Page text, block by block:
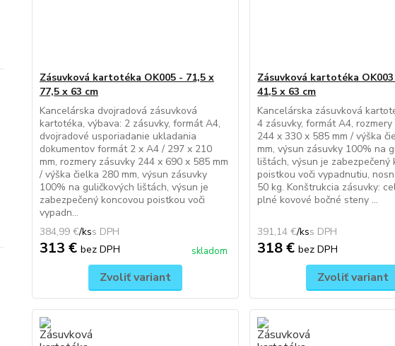
Zásuvková kartotéka OK005 - 71,5 x
77,5 x 63 cm
Kancelárska dvojradová zásuvková
kartotéka, výbava: 2 zásuvky, formát A4,
dvojradové usporiadanie ukladania
dokumentov formát 2 x A4 / 297 x 210
mm, rozmery zásuvky 244 x 690 x 585 mm
/ výška čielka 280 mm, výsun zásuvky
100% na guličkových lištách, výsun je
zabezpečený koncovou poistkou voči
vypadn...
384,99 €/ks
313 € bez DPH skladom
Zvoliť variant
Zásuvková kartotéka
41,5 x 63 cm
Kancelárska zásuvková
4 zásuvky, formát A4,
244 x 330 x 585 mm / výška
mm, výsun zásuvky 100% na
lištách, výsun je zabezpečený
poistkou voči vypadnutiu,
50 kg. Konštrukcia zásuvky:
plné kovové bočné steny ...
391,14 €/ks
318 €bez DPH
Zvoliť variant